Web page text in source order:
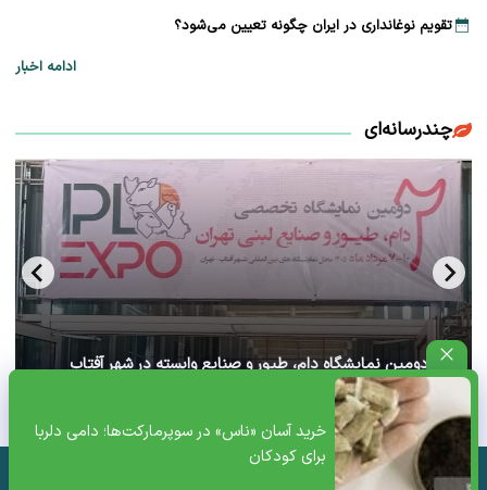
خرید آسان «ناس» در سوپرمارکت‌ها؛ دامی دلربا
برای کودکان
تقویم نوغانداری در ایران چگونه تعیین می‌شود؟
ادامه اخبار
چندرسانه‌ای
آغاز دومین نمایشگاه دام، طیور و صنایع وابسته در شهر آفتاب
تهران+ ویدئو